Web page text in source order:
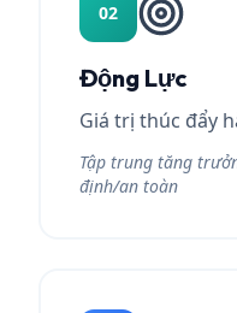
02
Động Lực
Giá trị thúc đẩy
Tập trung tăng
định/an toàn